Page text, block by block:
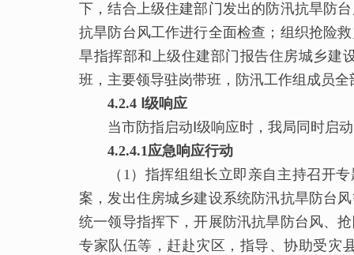
下，结合上级住建部门发出的防汛抗旱防
抗旱防台风工作进行全面检查；组织抢险
旱指挥部和上级住建部门报告住房城乡建
班，主要领导驻岗带班，防汛工作组成员
4.2.4 Ⅰ级响应
当市防指启动Ⅰ级响应时，我局同时启动
4.2.4.1应急响应行动
（1）指挥组组长立即亲自主持召开专
案，发出住房城乡建设系统防汛抗旱防台
统一领导指挥下，开展防汛抗旱防台风、
专家队伍等，赶赴灾区，指导、协助受灾